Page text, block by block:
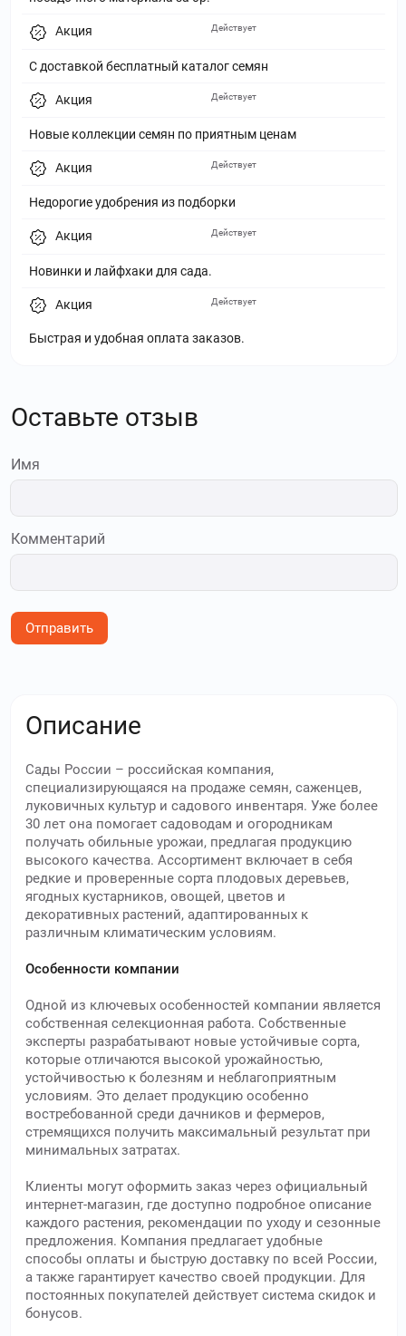
Акция
С доставкой бесплатный каталог семян
Действует
Акция
Новые коллекции семян по приятным ценам
Действует
Акция
Недорогие удобрения из подборки
Действует
Акция
Новинки и лайфхаки для сада.
Действует
Акция
Быстрая и удобная оплата заказов.
Действует
Оставьте отзыв
Имя
Комментарий
Отправить
Описание
Сады России – российская компания,
специализирующаяся на продаже семян, саженцев,
луковичных культур и садового инвентаря. Уже более
30 лет она помогает садоводам и огородникам
получать обильные урожаи, предлагая продукцию
высокого качества. Ассортимент включает в себя
редкие и проверенные сорта плодовых деревьев,
ягодных кустарников, овощей, цветов и
декоративных растений, адаптированных к
различным климатическим условиям.
Особенности компании
Одной из ключевых особенностей компании является
собственная селекционная работа. Собственные
эксперты разрабатывают новые устойчивые сорта,
которые отличаются высокой урожайностью,
устойчивостью к болезням и неблагоприятным
условиям. Это делает продукцию особенно
востребованной среди дачников и фермеров,
стремящихся получить максимальный результат при
минимальных затратах.
Клиенты могут оформить заказ через официальный
интернет-магазин, где доступно подробное описание
каждого растения, рекомендации по уходу и сезонные
предложения. Компания предлагает удобные
способы оплаты и быструю доставку по всей России,
а также гарантирует качество своей продукции. Для
постоянных покупателей действует система скидок и
бонусов.